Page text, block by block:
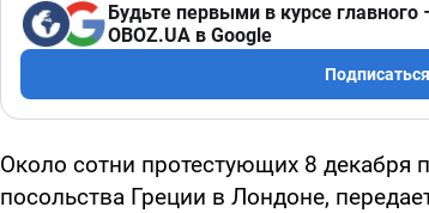
Будьте первыми в курсе
OBOZ.UA в Google
Подписаться
Около сотни протестующих 8 декабря
посольства Греции в Лондоне,